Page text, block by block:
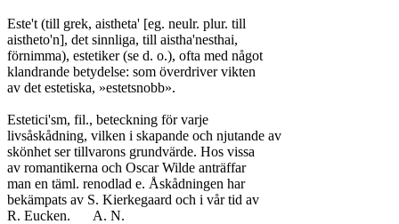
Este't (till grek, aistheta' [eg. neulr. plur. till
aistheto'n], det sinnliga, till aistha'nesthai,
förnimma), estetiker (se d. o.), ofta med något
klandrande betydelse: som överdriver vikten
av det estetiska, »estetsnobb».
Estetici'sm, fil., beteckning för varje
livsåskådning, vilken i skapande och njutande av
skönhet ser tillvarons grundvärde. Hos vissa
av romantikerna och Oscar Wilde anträffar
man en täml. renodlad e. Åskådningen har
bekämpats av S. Kierkegaard och i vår tid av
R. Eucken.	A. N.